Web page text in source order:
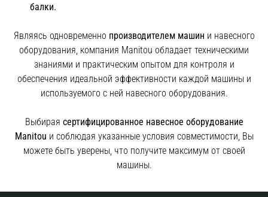
балки.
Являясь одновременно производителем машин и навесного
оборудования, компания Manitou обладает техническими
знаниями и практическим опытом для контроля и
обеспечения идеальной эффективности каждой машины и
используемого с ней навесного оборудования.
Выбирая сертифицированное навесное оборудование
Manitou и соблюдая указанные условия совместимости, Вы
можете быть уверены, что получите максимум от своей
машины.